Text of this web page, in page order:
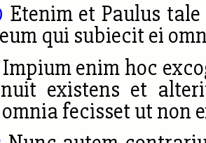
Etenim et Paulus
qui subiecit ei
Impium enim hoc
existens et
fecisset ut non